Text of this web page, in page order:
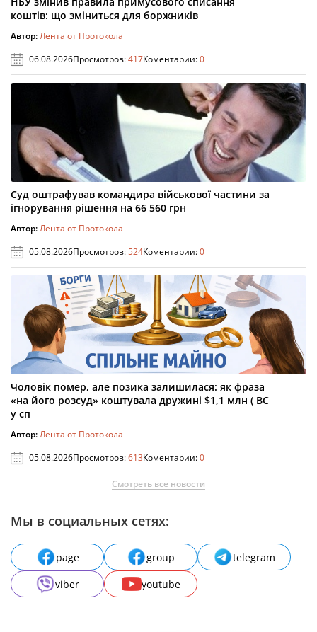
коштів: що зміниться для боржників
Автор:Лента от Протокола
06.08.2026Просмотров:417Коментарии:0
Суд оштрафував командира військової частини за
ігнорування рішення на 66 560 грн
Автор:Лента от Протокола
05.08.2026Просмотров:524Коментарии:0
Чоловік помер, але позика залишилася: як фраза
«на його розсуд» коштувала дружині $1,1 млн ( ВС
у сп
Автор:Лента от Протокола
05.08.2026Просмотров:613Коментарии:0
Смотреть все новости
Мы в социальных сетях:
page group
telegram
viber
youtube